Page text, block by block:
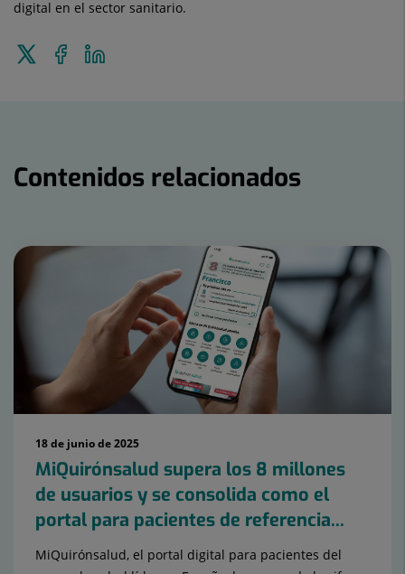
digital en el sector sanitario.
Enviar
Compartir
en
Contenidos relacionados
18 de junio de 2025
MiQuirónsalud supera los 8 millones
de usuarios y se consolida como el
portal para pacientes de referencia...
MiQuirónsalud, el portal digital para pacientes del